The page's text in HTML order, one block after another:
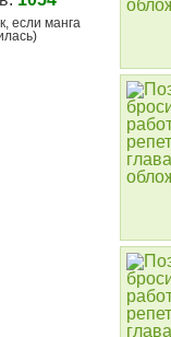
если манга